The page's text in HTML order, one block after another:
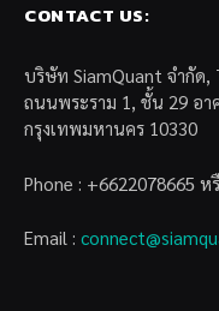
CONTACT US:
บริษัท SiamQuant จำกัด
ถนนพระราม 1, ชั้น 29 อา
กรุงเทพมหานคร 10330
Phone : +6622078665 ห
Email :